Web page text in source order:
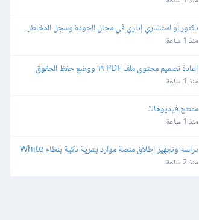
دكتور أو استشاري إداري في مجال الجودة وسجل المخاطر
والاستراتيجية والمجالات القانونية
منذ 1 ساعة
إعادة تصميم محتوى ملف PDF ٦٩ ووضع حفظ الحقوق
منذ 1 ساعة
ممنتج فيديوهات
منذ 1 ساعة
Label وإعادة البيع
منذ 2 ساعة